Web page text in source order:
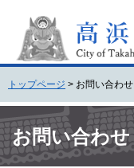
頭
で
す
。
飛
ば
し
て
本
トップページ > お問い合わせ
文 お問い合わせ